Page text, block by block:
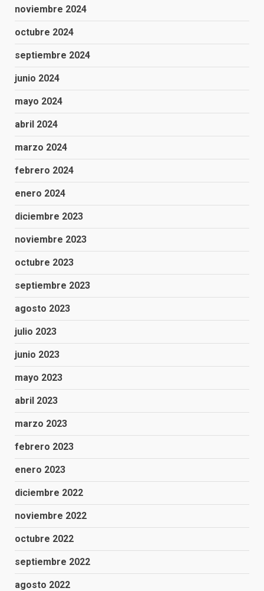
noviembre 2024
octubre 2024
septiembre 2024
junio 2024
mayo 2024
abril 2024
marzo 2024
febrero 2024
enero 2024
diciembre 2023
noviembre 2023
octubre 2023
septiembre 2023
agosto 2023
julio 2023
junio 2023
mayo 2023
abril 2023
marzo 2023
febrero 2023
enero 2023
diciembre 2022
noviembre 2022
octubre 2022
septiembre 2022
agosto 2022